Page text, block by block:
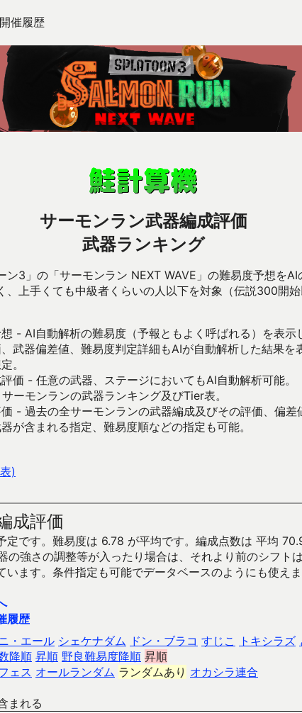
開催履歴
サーモンラン武器編成評価
武器ランキング
ン3」の「サーモンラン NEXT WAVE」の難易度予想を
、上手くても中級者くらいの人以下を対象（伝説300開
- AI自動解析の難易度（予報ともよく呼ばれる）を表示
武器偏差値、難易度判定詳細もAIが自動解析した結果を
。
価 - 任意の武器、ステージにおいてもAI自動解析可能。
ーモンランの武器ランキング及びTier表。
- 過去の全サーモンランの武器編成及びその評価、偏差
が含まれる指定、難易度順などの指定も可能。
)
成評価
定です。難易度は 6.78 が平均です。編成点数は 平均
の強さの調整等が入ったり場合は、それより前のシフト
います。条件指定も可能でデータベースのようにも使え
履歴
・エール シェケナダム ドン・ブラコ すじこ トキシラズ
降順 昇順 野良難易度降順 昇順
ェス オールランダム ランダムあり オカシラ連合
まれる